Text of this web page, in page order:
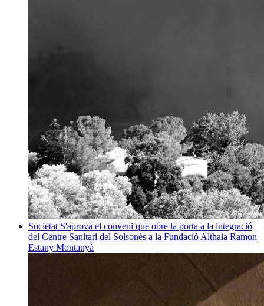
Societat S'aprova el conveni que obre la porta a la integració
del Centre Sanitari del Solsonès a la Fundació Althaia Ramon
Estany Montanyà